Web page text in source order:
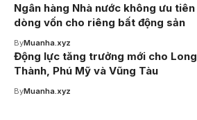
Ngân hàng Nhà nước không ưu tiên
dòng vốn cho riêng bất động sản
ByMuanha.xyz
Động lực tăng trưởng mới cho Long
Thành, Phú Mỹ và Vũng Tàu
ByMuanha.xyz